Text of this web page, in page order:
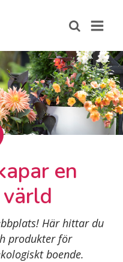
en
Här hittar du
produkter för
boende.